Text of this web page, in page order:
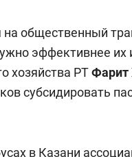
общественный
эффективнее их
хозяйства РТФарит
субсидировать
в Казани
квартиры и Face